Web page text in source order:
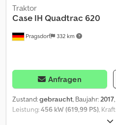
Pragsdorf 332 km
Traktor
Case IH Quadtrac 620
Anfragen
Zustand:gebraucht, Baujahr:2017
Leistung:456 kW (619,99 PS),
40 km/h,